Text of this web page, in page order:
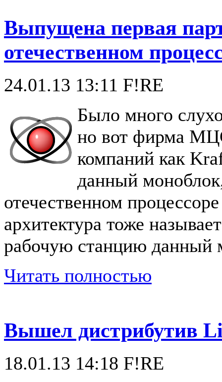
Выпущена первая
отечественном
24.01.13 13:11 F!RE
Было много
но вот фирма
компаний как
данный
отечественном
архитектура тоже
рабочую станцию данный
Читать полностью
Вышел дистрибутив
18.01.13 14:18 F!RE